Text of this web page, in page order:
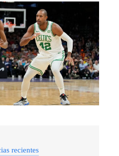
recientes